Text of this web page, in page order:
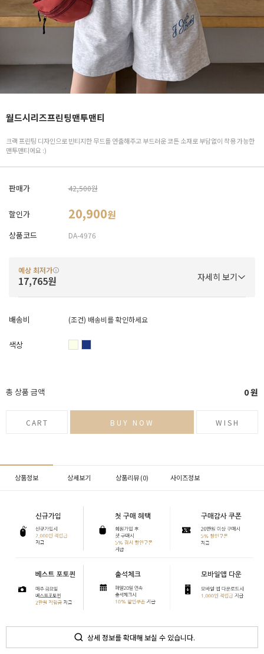
월드시리즈프린팅맨투맨티
크랙 프린팅 디자인으로 빈티지한 무드를 연출해주고 부드러운 코튼 소재로 부담없이 착용 가능한
맨투맨티에요 :)
판매가 42,500원
할인가 20,900원
상품코드 DA-4976
예상 최저가
17,765원 자세히 보기
배송비 (조건) 배송비를 확인하세요
색상
총 상품 금액 0원
CART BUY NOW WISH
상품정보 상세보기 상품리뷰 (0) 사이즈정보
상세 정보를 확대해 보실 수 있습니다.